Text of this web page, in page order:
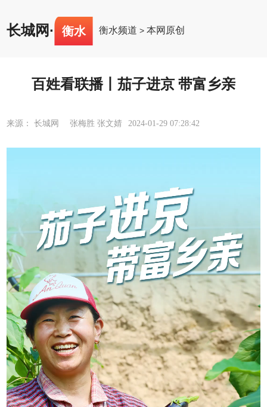
长城网· 衡水 衡水频道 >本网原创
百姓看联播丨茄子进京 带富乡亲
来源： 长城网 张梅胜 张文婧 2024-01-29 07:28:42